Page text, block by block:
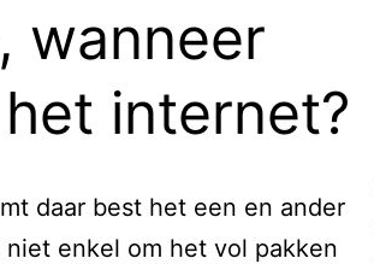
wanneer
internet?
daar best het een en ander
enkel om het vol pakken